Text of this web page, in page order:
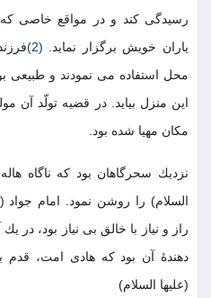
رسيدگى كند و در مواقع خاصى كه
ياران خويش برگزار نمايد. (2)
محل استفاده مى نمودند و طبيعى
اين منزل بيايد. در قضيه تولّد آن
مكان مهيا شده بود.
نزديك سحرگاهان بود كه ناگاه
السلام) را روشن نمود. امام
راز و نياز با خالق بى نياز بود،
دهندۀ آن بود كه هادى امت،
(عليها السلام)